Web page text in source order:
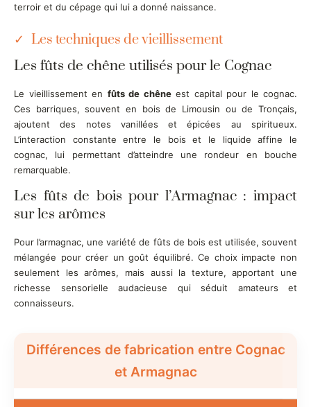
terroir et du cépage qui lui a donné naissance.
Les techniques de vieillissement
Les fûts de chêne utilisés pour le Cognac
Le vieillissement en fûts de chêneest capital pour le cognac.
Ces barriques, souvent en bois de Limousin ou de Tronçais,
ajoutent des notes vanillées et épicées au spiritueux.
L’interaction constante entre le bois et le liquide affine le
cognac, lui permettant d’atteindre une rondeur en bouche
remarquable.
Les fûts de bois pour l’Armagnac : impact
sur les arômes
Pour l’armagnac, une variété de fûts de bois est utilisée, souvent
mélangée pour créer un goût équilibré. Ce choix impacte non
seulement les arômes, mais aussi la texture, apportant une
richesse sensorielle audacieuse qui séduit amateurs et
connaisseurs.
Différences de fabrication entre Cognac
et Armagnac